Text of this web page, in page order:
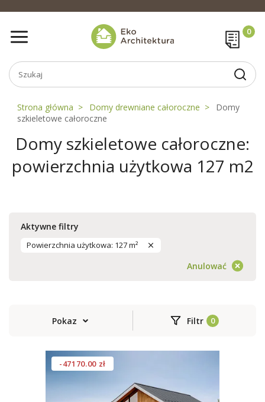
Strona główna Domy drewniane całoroczne
Domy
szkieletowe całoroczne
Domy szkieletowe całoroczne:
powierzchnia użytkowa 127 m2
Aktywne filtry
Powierzchnia użytkowa: 127 m²
Anulować
Pokaz Filtr
-47170.00 zł